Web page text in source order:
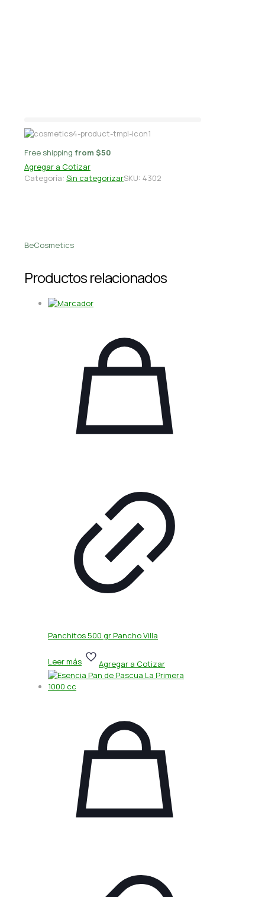
Free shipping from $50
Agregar a Cotizar
Categoría: Sin categorizarSKU: 4302
BeCosmetics
Productos relacionados
Panchitos 500 gr Pancho Villa
Leer más Agregar a Cotizar